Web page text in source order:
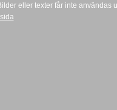
eller texter får inte användas